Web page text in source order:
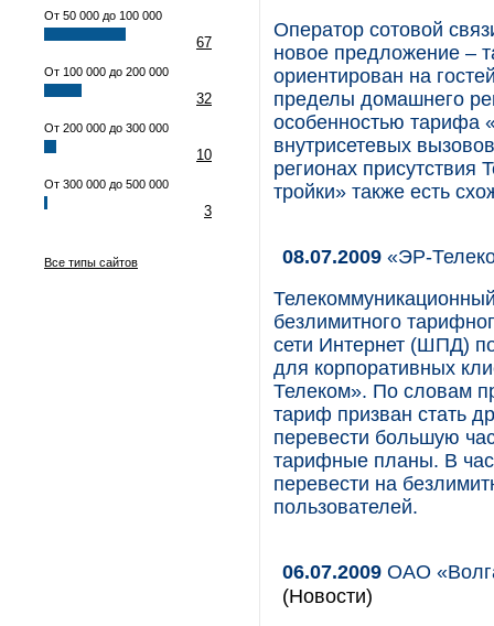
От 50 000 до 100 000
67
От 100 000 до 200 000
32
От 200 000 до 300 000
10
От 300 000 до 500 000
3
Все типы сайтов
Оператор сотовой
новое предложение –
ориентирован на
пределы домашнего
особенностью тарифа
внутрисетевых
регионах присутствия
тройки» также есть
08.07.2009 «ЭР-
безлимитного
сети Интернет (ШПД)
для корпоративных
Телеком». По словам
тариф призван стать
перевести большую
тарифные планы. В
перевести на
пользователей.
06.07.2009 ОАО
(Новости)